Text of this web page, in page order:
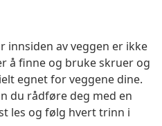
innsiden av veggen er ikke
å finne og bruke skruer og
egnet for veggene dine.
du rådføre deg med en
les og følg hvert trinn i